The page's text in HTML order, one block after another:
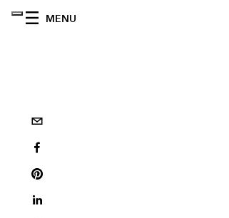
MENU